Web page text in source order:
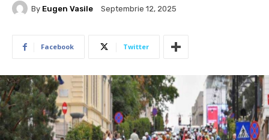
By Eugen Vasile Septembrie 12, 2025
Facebook Twitter